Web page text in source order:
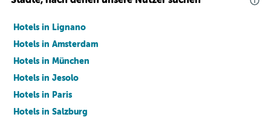
Hotels in Lignano
Hotels in Amsterdam
Hotels in München
Hotels in Jesolo
Hotels in Paris
Hotels in Salzburg